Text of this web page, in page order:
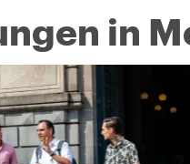
in